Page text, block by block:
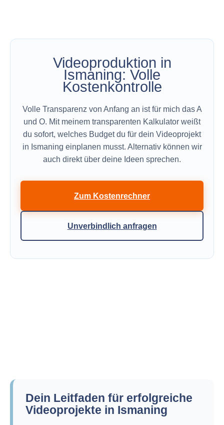
Videoproduktion in
Ismaning: Volle
Kostenkontrolle
Volle Transparenz von Anfang an ist für mich das A
und O. Mit meinem transparenten Kalkulator weißt
du sofort, welches Budget du für dein Videoprojekt
in Ismaning einplanen musst. Alternativ können wir
auch direkt über deine Ideen sprechen.
Zum Kostenrechner
Unverbindlich anfragen
Dein Leitfaden für erfolgreiche
Videoprojekte in Ismaning